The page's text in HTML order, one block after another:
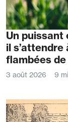
Un puissant
il
flambées
3 août 2026 9